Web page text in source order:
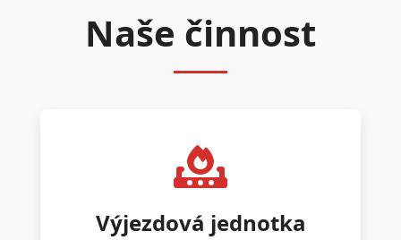
Naše činnost
Výjezdová jednotka